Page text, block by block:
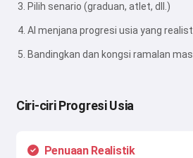
Pilih senario (graduan, atlet, dll.)
AI menjana progresi usia yang
Bandingkan dan kongsi ramalan
Ciri-ciri Progresi Usia
Penuaan Realistik